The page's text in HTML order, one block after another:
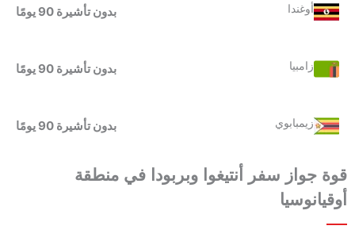
أوغندا بدون تأشيرة 90 يومًا
زامبيا بدون تأشيرة 90 يومًا
زيمبابوي بدون تأشيرة 90 يومًا
قوة جواز سفر أنتيغوا وبربودا في منطقة
أوقيانوسيا